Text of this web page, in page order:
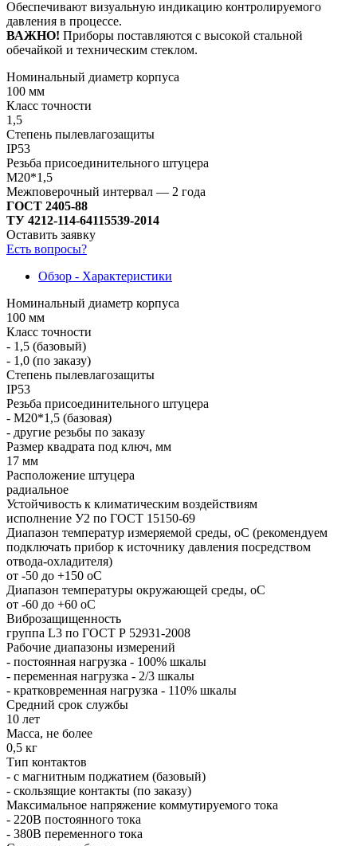
Обеспечивают визуальную индикацию контролируемого
давления в процессе.
ВАЖНО! Приборы поставляются с высокой стальной
обечайкой и техническим стеклом.
Номинальный диаметр корпуса
100 мм
Класс точности
1,5
Степень пылевлагозащиты
IP53
Резьба присоединительного штуцера
М20*1,5
Межповерочный интервал — 2 года
ГОСТ 2405-88
ТУ 4212-114-64115539-2014
Оставить заявку
Есть вопросы?
Обзор - Характеристики
Номинальный диаметр корпуса
100 мм
Класс точности
- 1,5 (базовый)
- 1,0 (по заказу)
Степень пылевлагозащиты
IP53
Резьба присоединительного штуцера
- М20*1,5 (базовая)
- другие резьбы по заказу
Размер квадрата под ключ, мм
17 мм
Расположение штуцера
радиальное
Устойчивость к климатическим воздействиям
исполнение У2 по ГОСТ 15150-69
Диапазон температур измеряемой среды, оС (рекомендуем
подключать прибор к источнику давления посредством
отвода-охладителя)
от -50 до +150 оС
Диапазон температуры окружающей среды, оС
от -60 до +60 оС
Виброзащищенность
группа L3 по ГОСТ Р 52931-2008
Рабочие диапазоны измерений
- постоянная нагрузка - 100% шкалы
- переменная нагрузка - 2/3 шкалы
- кратковременная нагрузка - 110% шкалы
Средний срок службы
10 лет
Масса, не более
0,5 кг
Тип контактов
- с магнитным поджатием (базовый)
- скользящие контакты (по заказу)
Максимальное напряжение коммутируемого тока
- 220В постоянного тока
- 380В переменного тока